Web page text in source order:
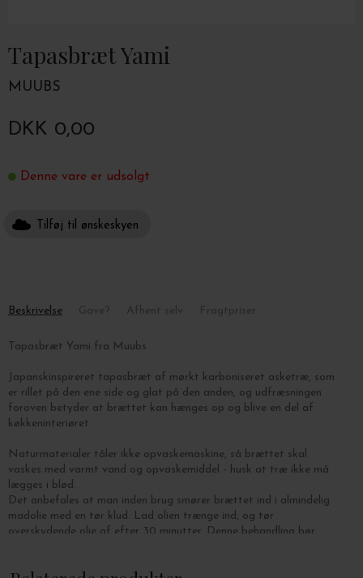
Tapasbræt Yami
MUUBS
DKK 0,00
Denne vare er udsolgt
Tilføj til ønskeskyen
Beskrivelse
Tapasbræt Yami fra Muubs
Japanskinspireret tapasbræt af mørkt karboniseret asketræ, som
er rillet på den ene side og glat på den anden, og udfræsningen
foroven betyder at brættet kan hænges op og blive en del af
køkkeninteriøret.
Naturmaterialer tåler ikke opvaskemaskine, så brættet skal
vaskes med varmt vand og opvaskemiddel - husk at træ ikke må
lægges i blød.
Det anbefales at man inden brug smører brættet ind i almindelig
madolie med en tør klud. Lad olien trænge ind, og tør
overskydende olie af efter 30 minutter. Denne behandling bør